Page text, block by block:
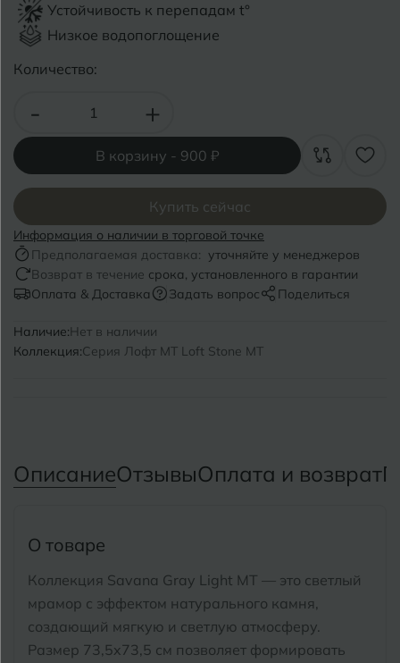
Устойчивость к перепадам t°
Низкое водопоглощение
Количество:
- +
В корзину - 900 ₽
Купить сейчас
Информация о наличии в торговой точке
Предполагаемая доставка: уточняйте у менеджеров
Возврат в течение срока, установленного в гарантии
Оплата & Доставка
Задать вопрос Поделиться
Наличие:Нет в наличии
Коллекция:Серия Лофт MT Loft Stone MT
ОписаниеОтзывыОплата и возврат
О товаре
Коллекция Savana Gray Light MT — это светлый
мрамор с эффектом натурального камня,
создающий мягкую и светлую атмосферу.
Размер 73,5x73,5 см позволяет формировать
Владимир
Г Геленджик
Грозный
Д Дмитровград
Ижевск
Казань
Кемерово
Смоленск
Сосновый Бор
Сочи
Ставрополь
Сыктывкар
Т Таганрог
Тула
Тюмень